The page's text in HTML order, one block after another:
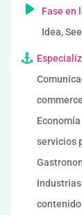
Fase en
Idea,
servicios